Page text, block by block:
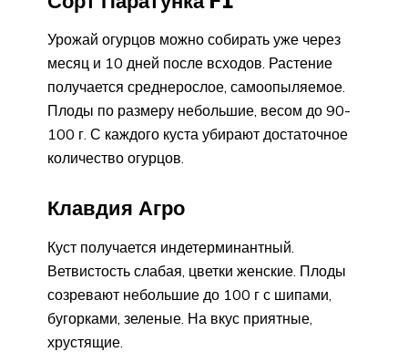
Урожай огурцов можно собирать уже через
месяц и 10 дней после всходов. Растение
получается среднерослое, самоопыляемое.
Плоды по размеру небольшие, весом до 90-
100 г. С каждого куста убирают достаточное
количество огурцов.
Клавдия Агро
Куст получается индетерминантный.
Ветвистость слабая, цветки женские. Плоды
созревают небольшие до 100 г с шипами,
бугорками, зеленые. На вкус приятные,
хрустящие.